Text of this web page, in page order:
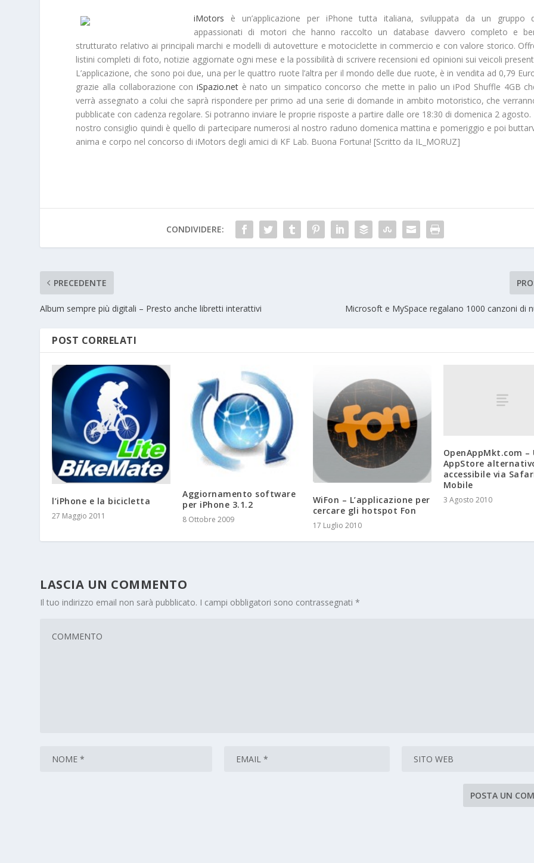
iMotors è un’applicazione per iPhone tutta italiana, sviluppata da un gruppo
appassionati di motori che hanno raccolto un database davvero completo e
strutturato relativo ai principali marchi e modelli di autovetture e motociclette in commercio e con valore storico.
listini completi di foto, notizie aggiornate ogni mese e la possibilità di scrivere recensioni ed opinioni sui veicoli
L’applicazione, che sono poi due, una per le quattro ruote l’altra per il mondo delle due ruote, è in vendita ad 0,79
grazie alla collaborazione con iSpazio.netè nato un simpatico concorso che mette in palio un iPod Shuffle 4GB
verrà assegnato a colui che saprà rispondere per primo ad una serie di domande in ambito motoristico, che
pubblicate con cadenza regolare. Si potranno inviare le proprie risposte a partire dalle ore 18:30 di domenica 2 agosto.
nostro consiglio quindi è quello di partecipare numerosi al nostro raduno domenica mattina e pomeriggio e poi
anima e corpo nel concorso di iMotors degli amici di KF Lab. Buona Fortuna! [Scritto da IL_MORUZ]
CONDIVIDERE:
PRECEDENTE
Album sempre più digitali – Presto anche libretti interattivi Microsoft e MySpace regalano 1000 canzoni di
POST CORRELATI
l’iPhone e la bicicletta
27 Maggio 2011
Aggiornamento software
per iPhone 3.1.2
8 Ottobre 2009
WiFon – L’applicazione per
cercare gli hotspot Fon
17 Luglio 2010
OpenAppMkt.com –
AppStore
accessibile via
Mobile
3 Agosto 2010
LASCIA UN COMMENTO
Il tuo indirizzo email non sarà pubblicato. I campi obbligatori sono contrassegnati*